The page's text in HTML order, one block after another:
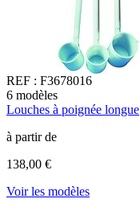
REF : F3678016
6 modèles
Louches à poignée longue
à partir de
138,00 €
Voir les modèles